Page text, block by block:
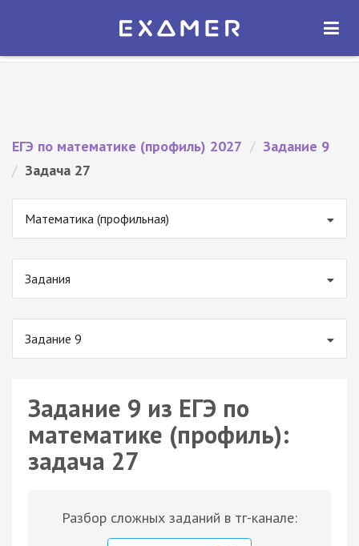
Экзамер — ЕГЭ 2027
ОТКРЫТЬ
ЕГЭ по математике (профиль) 2027 / Задание 9
/ Задача 27
Математика (профильная)
Задания
Задание 9
Задание 9 из ЕГЭ по
математике (профиль):
задача 27
Разбор сложных заданий в тг-канале: